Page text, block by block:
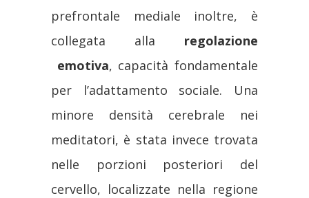
prefrontale mediale inoltre, è
collegata alla regolazione
emotiva, capacità fondamentale
per l’adattamento sociale. Una
minore densità cerebrale nei
meditatori, è stata invece trovata
nelle porzioni posteriori del
cervello, localizzate nella regione